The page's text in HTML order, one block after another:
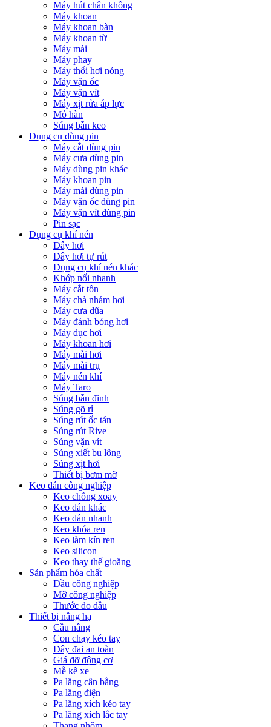
Máy hút chân không
Máy khoan
Máy khoan bàn
Máy khoan từ
Máy mài
Máy phay
Máy thổi hơi nóng
Máy vặn ốc
Máy vặn vít
Máy xịt rửa áp lực
Mỏ hàn
Súng bắn keo
Dụng cụ dùng pin
Máy cắt dùng pin
Máy cưa dùng pin
Máy dùng pin khác
Máy khoan pin
Máy mài dùng pin
Máy vặn ốc dùng pin
Máy vặn vít dùng pin
Pin sạc
Dụng cụ khí nén
Dây hơi
Dây hơi tự rút
Dụng cụ khí nén khác
Khớp nối nhanh
Máy cắt tôn
Máy chà nhám hơi
Máy cưa dũa
Máy đánh bóng hơi
Máy đục hơi
Máy khoan hơi
Máy mài hơi
Máy mài trụ
Máy nén khí
Máy Taro
Súng bắn đinh
Súng gõ rỉ
Súng rút ốc tán
Súng rút Rive
Súng vặn vít
Súng xiết bu lông
Súng xịt hơi
Thiết bị bơm mỡ
Keo dán công nghiệp
Keo chống xoay
Keo dán khác
Keo dán nhanh
Keo khóa ren
Keo làm kín ren
Keo silicon
Keo thay thế gioăng
Sản phẩm hóa chất
Dầu công nghiệp
Mỡ công nghiệp
Thước đo dầu
Thiết bị nâng hạ
Cầu nâng
Con chạy kéo tay
Dây đai an toàn
Giá đỡ động cơ
Mễ kê xe
Pa lăng cân bằng
Pa lăng điện
Pa lăng xích kéo tay
Pa lăng xích lắc tay